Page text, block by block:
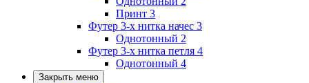
Принт 3
Футер 3-х нитка начес 3
Однотонный 2
Футер 3-х нитка петля 4
Однотонный 4
Закрыть меню